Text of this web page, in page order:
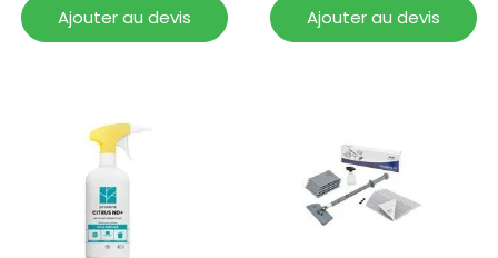
Ajouter au devis Ajouter au devis